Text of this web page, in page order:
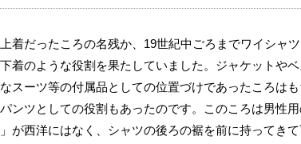
着だったころの名残か、19世紀中ごろまでワイシャ
着のような役割を果たしていました。ジャケットやベ
スーツ等の付属品としての位置づけであったころはも
ンツとしての役割もあったのです。このころは男性
が西洋にはなく、シャツの後ろの裾を前に持ってき